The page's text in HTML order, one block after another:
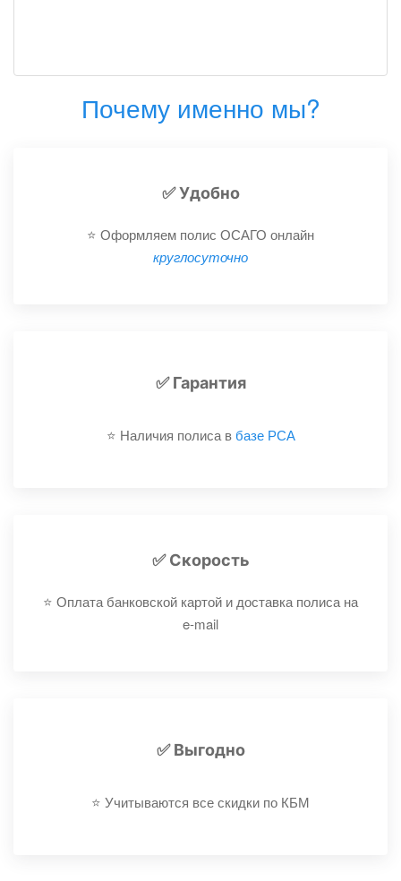
Почему именно мы?
✅ Удобно
⭐️ Оформляем полис ОСАГО онлайн
круглосуточно
✅ Гарантия
⭐️ Наличия полиса вбазе РСА
✅ Скорость
⭐️ Оплата банковской картой и доставка полиса на
e-mail
✅ Выгодно
⭐️ Учитываются все скидки по КБМ